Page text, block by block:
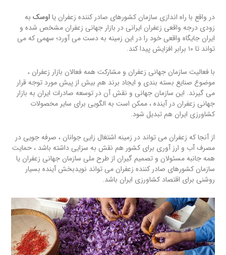
در واقع با راه اندازی سازمان کشورهای صادر کننده زعفران یااوسک به
زودی درجه واقعی زعفران ایرانی در بازار جهانی زعفران مشخص شده و
ایران جایگاه واقعی خود را در این زمینه به دست می آورد؛ سهمی که می
تواند تا ۱۰ برابر افزایش پیدا کند.
با فعالیت سازمان جهانی زعفران و مشارکت همه فعالان بازار زعفران ،
موضوع صنایع بسته بندی و ایجاد برند هم بیش از پیش مورد توجه قرار
می گیرند. این سازمان جهانی و نقش آن در توسعه صادرات ایران به بازار
جهانی زعفران در آینده ، ممکن است به الگویی برای سایر محصولات
کشاورزی ایران هم تبدیل شود.
از آنجا که زعفران می تواند در زمینه اشتغال زایی جوانان ، صرفه جویی در
مصرف آب و ارز آوری برای کشور هم نقش به سزایی داشته باشد ، حمایت
همه جانبه مسئولان و تصمیم گیران از طرح ملی سازمان جهانی زعفران یا
سازمان کشورهای صادر کننده زعفران می تواند نویدبخش آینده بسیار
روشنی برای اقتصاد کشاورزی ایران باشد.